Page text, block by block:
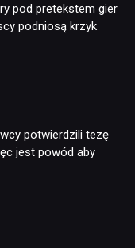
pod pretekstem gier
podniosą krzyk
potwierdzili tezę
jest powód aby